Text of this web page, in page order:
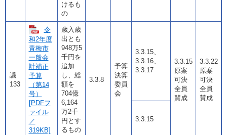
けるも
の
議
133
令
和2年度
青梅市
一般会
計補正
予算
（第14
号）
[PDFフ
ァイル
／
319KB]
歳入歳
出とも
948万5
千円を
追加
し、総
額を
704億
6,164
万2千
円とす
るもの
3.3.8
予算
決算
委員
会
3.3.15、
3.3.16、
3.3.17
3.3.15
原案
可決
全員
賛成
3.3.22
原案
可決
全員
賛成
3.3.15